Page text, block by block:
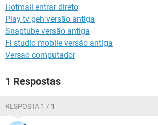
Hotmail entrar direto
Play tv geh versão antiga
Snaptube versão antiga
Fl studio mobile versão antiga
Versao computador
1 Respostas
RESPOSTA 1 / 1